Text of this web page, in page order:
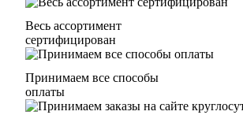
Весь ассортимент
сертифицирован
Принимаем все способы
оплаты